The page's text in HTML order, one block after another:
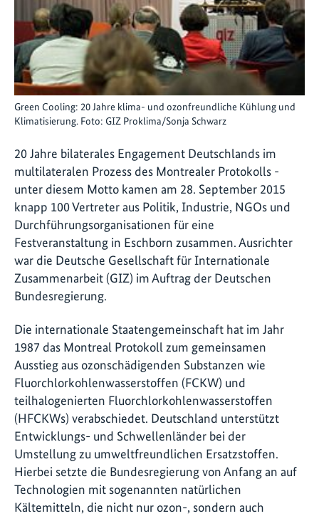
Green Cooling: 20 Jahre klima- und ozonfreundliche Kühlung und
Klimatisierung. Foto: GIZ Proklima/Sonja Schwarz
20 Jahre bilaterales Engagement Deutschlands im
multilateralen Prozess des Montrealer Protokolls -
unter diesem Motto kamen am 28. September 2015
knapp 100 Vertreter aus Politik, Industrie, NGOs und
Durchführungsorganisationen für eine
Festveranstaltung in Eschborn zusammen. Ausrichter
war die Deutsche Gesellschaft für Internationale
Zusammenarbeit (GIZ) im Auftrag der Deutschen
Bundesregierung.
Die internationale Staatengemeinschaft hat im Jahr
1987 das Montreal Protokoll zum gemeinsamen
Ausstieg aus ozonschädigenden Substanzen wie
Fluorchlorkohlenwasserstoffen (FCKW) und
teilhalogenierten Fluorchlorkohlenwasserstoffen
(HFCKWs) verabschiedet. Deutschland unterstützt
Entwicklungs- und Schwellenländer bei der
Umstellung zu umweltfreundlichen Ersatzstoffen.
Hierbei setzte die Bundesregierung von Anfang an auf
Technologien mit sogenannten natürlichen
Kältemitteln, die nicht nur ozon-, sondern auch